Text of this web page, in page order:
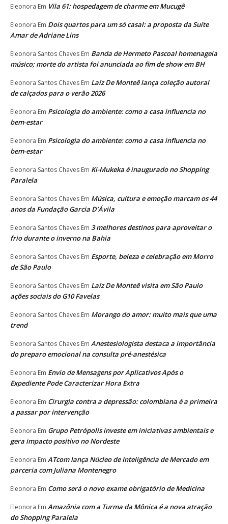
Eleonora Em Vila 61: hospedagem de charme em Mucugê
Eleonora Em Dois quartos para um só casal: a proposta da Suíte
Amar de Adriane Lins
Eleonora Santos Chaves Em Banda de Hermeto Pascoal homenageia
músico; morte do artista foi anunciada ao fim de show em BH
Eleonora Santos Chaves Em Laíz De Monteê lança coleção autoral
de calçados para o verão 2026
Eleonora Em Psicologia do ambiente: como a casa influencia no
bem-estar
Eleonora Em Psicologia do ambiente: como a casa influencia no
bem-estar
Eleonora Santos Chaves Em Ki-Mukeka é inaugurado no Shopping
Paralela
Eleonora Santos Chaves Em Música, cultura e emoção marcam os 44
anos da Fundação Garcia D’Ávila
Eleonora Santos Chaves Em 3 melhores destinos para aproveitar o
frio durante o inverno na Bahia
Eleonora Santos Chaves Em Esporte, beleza e celebração em Morro
de São Paulo
Eleonora Santos Chaves Em Laíz De Monteê visita em São Paulo
ações sociais do G10 Favelas
Eleonora Santos Chaves Em Morango do amor: muito mais que uma
trend
Eleonora Santos Chaves Em Anestesiologista destaca a importância
do preparo emocional na consulta pré-anestésica
Eleonora Em Envio de Mensagens por Aplicativos Após o
Expediente Pode Caracterizar Hora Extra
Eleonora Em Cirurgia contra a depressão: colombiana é a primeira
a passar por intervenção
Eleonora Em Grupo Petrópolis investe em iniciativas ambientais e
gera impacto positivo no Nordeste
Eleonora Em ATcom lança Núcleo de Inteligência de Mercado em
parceria com Juliana Montenegro
Eleonora Em Como será o novo exame obrigatório de Medicina
Eleonora Em Amazônia com a Turma da Mônica é a nova atração
do Shopping Paralela